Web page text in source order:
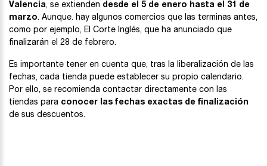
Valencia, se extienden desde el 5 de enero hasta el 31 de
marzo. Aunque. hay algunos comercios que las terminas antes,
como por ejemplo, El Corte Inglés, que ha anunciado que
finalizarán el 28 de febrero.
Es importante tener en cuenta que, tras la liberalización de las
fechas, cada tienda puede establecer su propio calendario.
Por ello, se recomienda contactar directamente con las
tiendas para conocer las fechas exactas de finalización
de sus descuentos.